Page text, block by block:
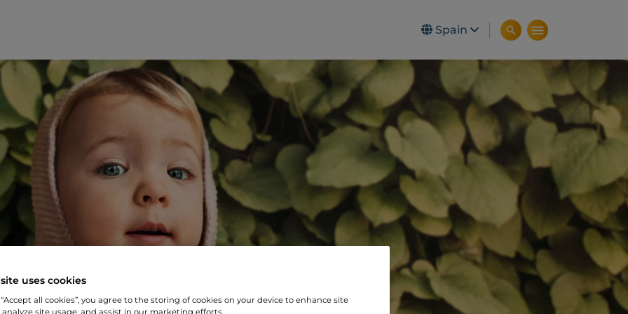
Spain
uses cookies
all cookies”, you agree to the storing of cookies on your device to enhance site